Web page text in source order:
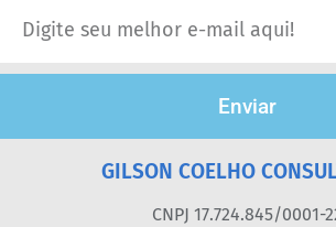
Enviar
GILSON COELHO
CNPJ 17.724.845/0001-